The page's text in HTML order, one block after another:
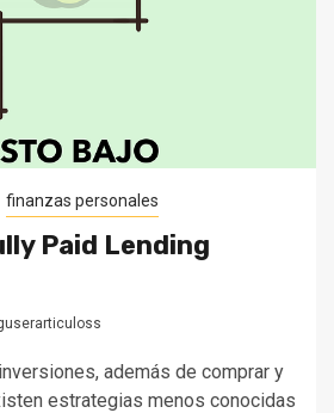
finanzas personales
Paid Lending
además de comprar y
estrategias menos conocidas